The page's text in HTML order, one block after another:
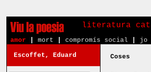
literatura
amor mort compromís social jo
Escoffet, Eduard Coses